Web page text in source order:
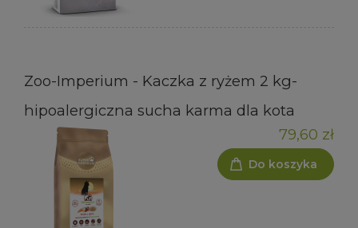
Zoo-Imperium - Kaczka z ryżem 2 kg-
hipoalergiczna sucha karma dla kota
79,60 zł
Do koszyka